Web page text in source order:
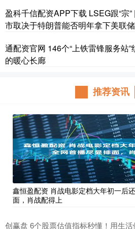
盈科千信配资APP下载 LSEG跟“宗
市取决于特朗普能否明年拿下美联储
通配资官网 146个“上铁雷锋服务站
的暖心长廊
推荐资讯
鑫恒盈配资 肖战电影定档大年初一后
面，肖战配得上
创赢盘 6个股票估值指标秒懂！用生